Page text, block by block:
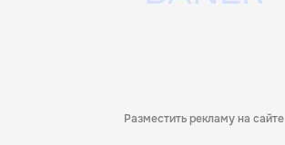
Разместить рекламу на сайте